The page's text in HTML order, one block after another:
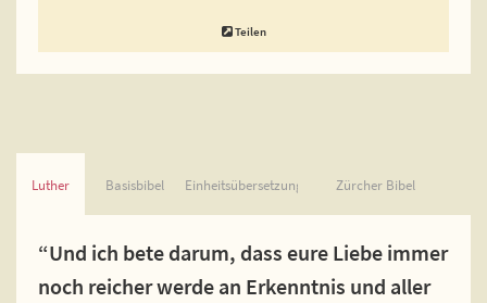
Teilen
Luther Basisbibel Einheitsübersetzung Zürcher Bibel
“Und ich bete darum, dass eure Liebe immer
noch reicher werde an Erkenntnis und aller